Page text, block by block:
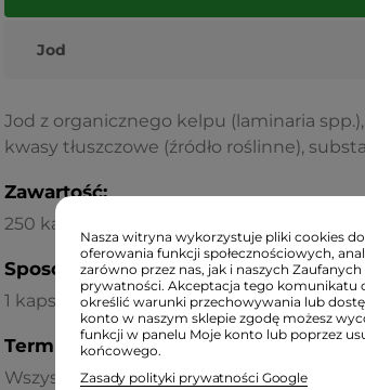
Jod
Jod z organicznego kelpu (laminaria
kwasy tłuszczowe (źródło roślinne),
Zawartość:
250 kapsułek VEGE
Sposób użycia:
1 kapsułka dziennie, najlepiej podczas
Termin przydatności:
Wszystkie oferowane produkty są świeże,
Nasza witryna wykorzystuje pliki cookies
oferowania funkcji społecznościowych,
zarówno przez nas, jak i naszych
prywatności. Akceptacja tego komunikatu
określić warunki przechowywania lub
konto w naszym sklepie zgodę możesz
funkcji w panelu Moje konto lub poprzez
końcowego.
Zasady polityki prywatności Google